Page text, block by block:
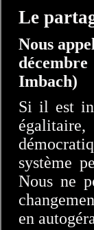
Le
Nous
Imbach)
Si il est
système
Nous ne
en